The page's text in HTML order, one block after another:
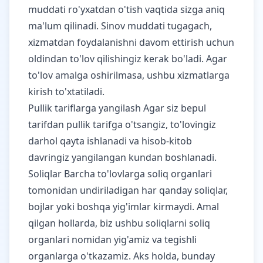
muddati ro'yxatdan o'tish vaqtida sizga aniq
ma'lum qilinadi. Sinov muddati tugagach,
xizmatdan foydalanishni davom ettirish uchun
oldindan to'lov qilishingiz kerak bo'ladi. Agar
to'lov amalga oshirilmasa, ushbu xizmatlarga
kirish to'xtatiladi.
Pullik tariflarga yangilash Agar siz bepul
tarifdan pullik tarifga o'tsangiz, to'lovingiz
darhol qayta ishlanadi va hisob-kitob
davringiz yangilangan kundan boshlanadi.
Soliqlar Barcha to'lovlarga soliq organlari
tomonidan undiriladigan har qanday soliqlar,
bojlar yoki boshqa yig'imlar kirmaydi. Amal
qilgan hollarda, biz ushbu soliqlarni soliq
organlari nomidan yig'amiz va tegishli
organlarga o'tkazamiz. Aks holda, bunday